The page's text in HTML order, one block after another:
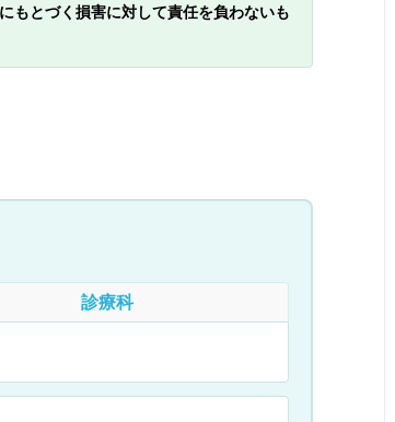
もとづく損害に対して責任を負わないも
診療科